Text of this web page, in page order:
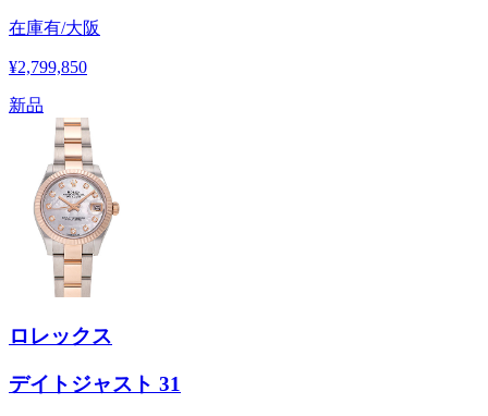
在庫有/大阪
¥2,799,850
新品
ロレックス
デイトジャスト 31